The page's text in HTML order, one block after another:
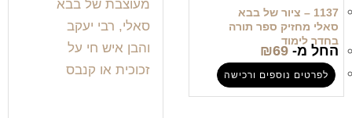
1137 – ציור של בבא
סאלי מחזיק ספר תורה
בחדר לימוד
החל מ- ₪69
לפרטים נוספים ורכישה